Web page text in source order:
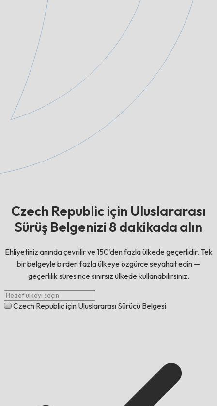
Czech Republic için Uluslararası
Sürüş Belgenizi 8 dakikada alın
Ehliyetiniz anında çevrilir ve 150'den fazla ülkede geçerlidir. Tek
bir belgeyle birden fazla ülkeye özgürce seyahat edin —
geçerlilik süresince sınırsız ülkede kullanabilirsiniz.
Czech Republic için Uluslararası Sürücü Belgesi